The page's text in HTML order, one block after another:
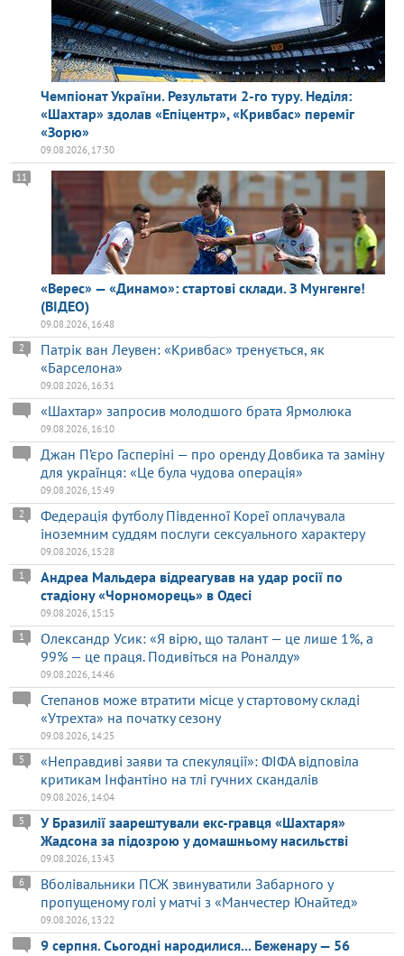
Чемпіонат України. Результати 2-го туру. Неділя:
«Шахтар» здолав «Епіцентр», «Кривбас» переміг
«Зорю»
09.08.2026, 17:30
«Верес» — «Динамо»: стартові склади. З Мунгенге!
(ВІДЕО)
11
09.08.2026, 16:48
Патрік ван Леувен: «Кривбас» тренується, як
«Барселона»
2
09.08.2026, 16:31
«Шахтар» запросив молодшого брата Ярмолюка
09.08.2026, 16:10
Джан П’єро Гасперіні — про оренду Довбика та заміну
для українця: «Це була чудова операція»
09.08.2026, 15:49
Федерація футболу Південної Кореї оплачувала
іноземним суддям послуги сексуального характеру
2
09.08.2026, 15:28
Андреа Мальдера відреагував на удар росії по
стадіону «Чорноморець» в Одесі
1
09.08.2026, 15:15
Олександр Усик: «Я вірю, що талант — це лише 1%, а
99% — це праця. Подивіться на Роналду»
1
09.08.2026, 14:46
Степанов може втратити місце у стартовому складі
«Утрехта» на початку сезону
09.08.2026, 14:25
«Неправдиві заяви та спекуляції»: ФІФА відповіла
критикам Інфантіно на тлі гучних скандалів
5
09.08.2026, 14:04
У Бразилії заарештували екс-гравця «Шахтаря»
Жадсона за підозрою у домашньому насильстві
5
09.08.2026, 13:43
Вболівальники ПСЖ звинуватили Забарного у
пропущеному голі у матчі з «Манчестер Юнайтед»
6
09.08.2026, 13:22
9 серпня. Сьогодні народилися... Беженару — 56